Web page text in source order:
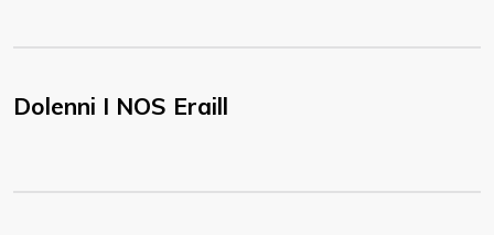
Dolenni I NOS Eraill